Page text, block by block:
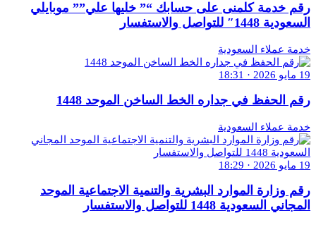
رقم خدمة كلمنى على حسابك “” خليها علي”” موبايلي
السعودية 1448″ للتواصل والاستفسار
خدمة عملاء السعودية
19 مايو 2026 · 18:31
رقم الحفظ في جداره الخط الساخن الموحد 1448
خدمة عملاء السعودية
19 مايو 2026 · 18:29
رقم وزارة الموارد البشرية والتنمية الاجتماعية الموحد
المجاني السعودية 1448 للتواصل والاستفسار